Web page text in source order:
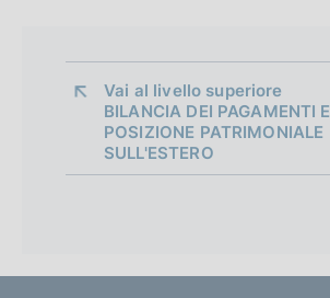
Vai al livello superiore
BILANCIA DEI PAGAMENTI E
POSIZIONE PATRIMONIALE
SULL'ESTERO